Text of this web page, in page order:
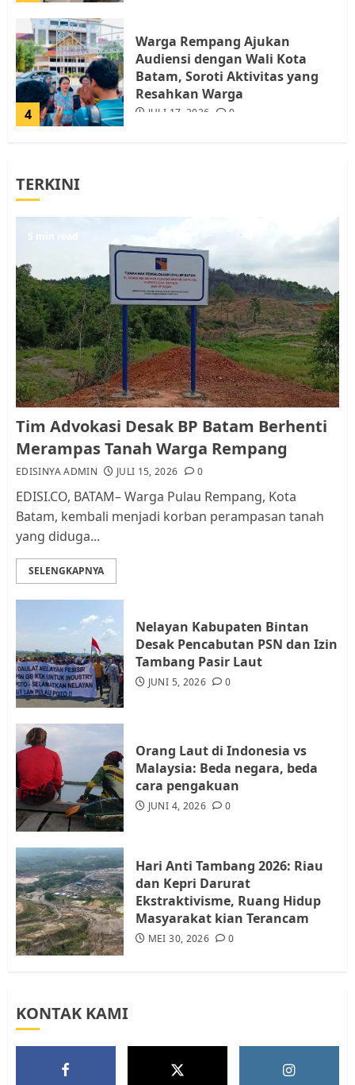
4
Warga Rempang Ajukan
Audiensi dengan Wali Kota
Batam, Soroti Aktivitas yang
Resahkan Warga
JULI 17, 2026 0
5
1
Pemko Batam Tegaskan RT dan
RW bukan Petugas Pendataan
dan Pemungutan Pajak
AGUSTUS 1, 2026 0
Kader Pajak jadi Penghubung
Pemerintah dan Masyarakat di
Lingkungan RT/RW
AGUSTUS 1, 2026
4
Warga Rempang Ajukan
Audiensi dengan Wali Kota
5
Tim Advokasi Desak BP Batam
Berhenti Merampas Tanah
TERKINI
5 min read
Tim Advokasi Desak BP Batam Berhenti
Merampas Tanah Warga Rempang
EDISINYA ADMIN JULI 15, 2026 0
EDISI.CO, BATAM– Warga Pulau Rempang, Kota
Batam, kembali menjadi korban perampasan tanah
yang diduga...
SELENGKAPNYA
Nelayan Kabupaten Bintan
Desak Pencabutan PSN dan Izin
Tambang Pasir Laut
JUNI 5, 2026 0
Orang Laut di Indonesia vs
Malaysia: Beda negara, beda
cara pengakuan
JUNI 4, 2026 0
Hari Anti Tambang 2026: Riau
dan Kepri Darurat
Ekstraktivisme, Ruang Hidup
Masyarakat kian Terancam
MEI 30, 2026 0
KONTAK KAMI